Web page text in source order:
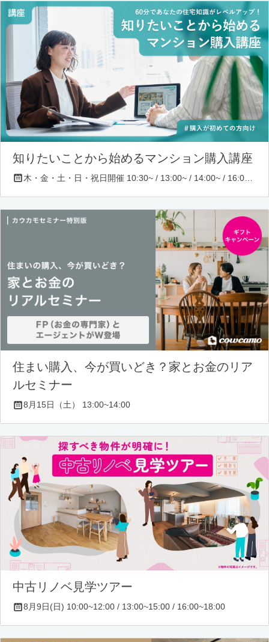
知りたいことから始めるマンション購入講座
住まい購入、今が買いどき？家とお金のリア
ルセミナー
8月15日（土） 13:00~14:00
中古リノベ見学ツアー
8月9日(日) 10:00~12:00 / 13:00~15:00 / 16:00~18:00